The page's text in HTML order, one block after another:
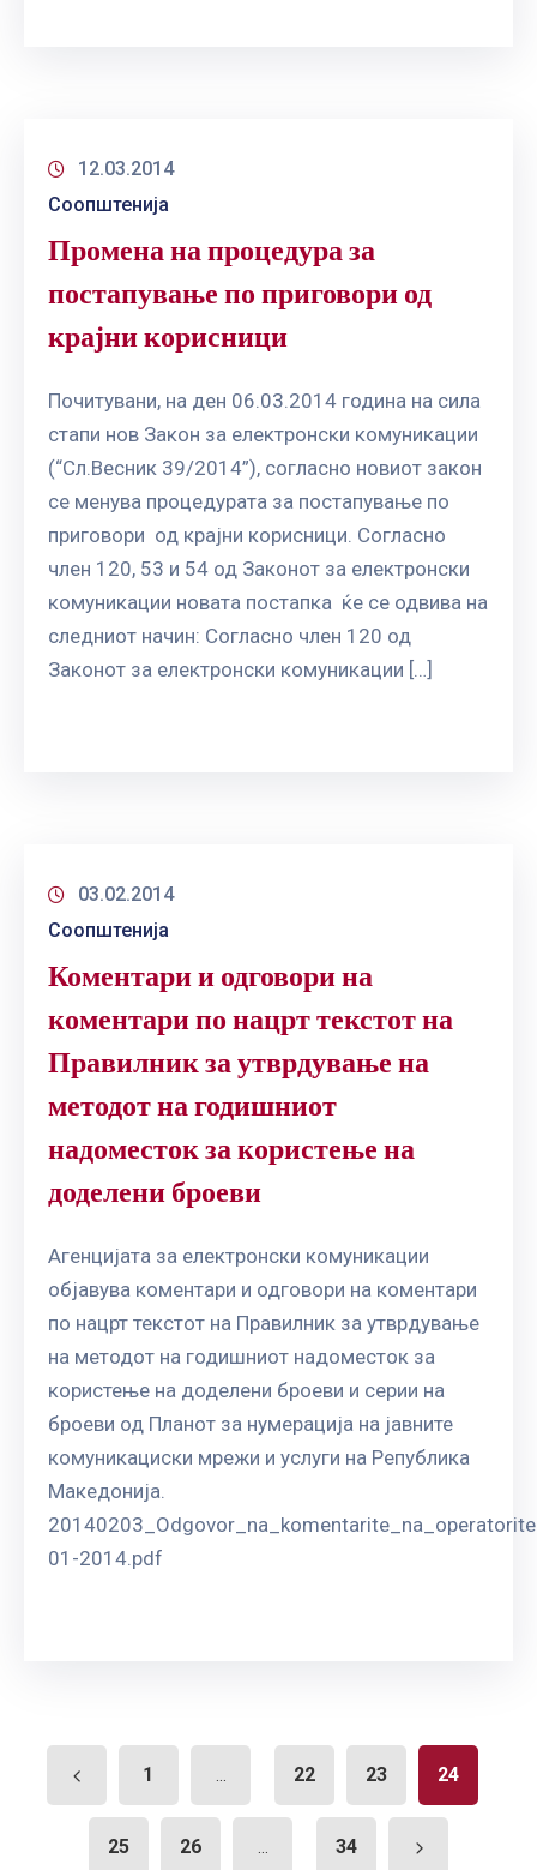
12.03.2014
Соопштенија
Промена на процедура за
постапување по приговори од
крајни корисници
Почитувани, на ден 06.03.2014 година на сила
стапи нов Закон за електронски комуникации
(“Сл.Весник 39/2014”), согласно новиот закон
се менува процедурата за постапување по
приговори од крајни корисници. Согласно
член 120, 53 и 54 од Законот за електронски
комуникации новата постапка ќе се одвива на
следниот начин: Согласно член 120 од
Законот за електронски комуникации […]
03.02.2014
Соопштенија
Коментари и одговори на
коментари по нацрт текстот на
Правилник за утврдување на
методот на годишниот
надоместок за користење на
доделени броеви
Агенцијата за електронски комуникации
објавува коментари и одговори на коментари
по нацрт текстот на Правилник за утврдување
на методот на годишниот надоместок за
користење на доделени броеви и серии на
броеви од Планот за нумерација на јавните
комуникациски мрежи и услуги на Република
Македонија.
01-2014.pdf
1 ... 22 23 24
25 26 ... 34